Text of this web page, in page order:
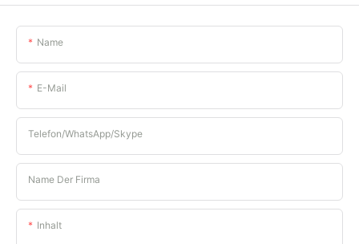
Name
E-Mail
Telefon/WhatsApp/Skype
Name Der Firma
Inhalt